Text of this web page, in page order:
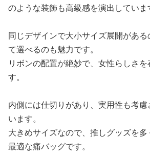
のような装飾も高級感を演出していま
同じデザインで大小サイズ展開があ
て選べるのも魅力です。
リボンの配置が絶妙で、女性らしさを
す。
内側には仕切りがあり、実用性も考
います。
大きめサイズなので、推しグッズを
最適な痛バッグです。